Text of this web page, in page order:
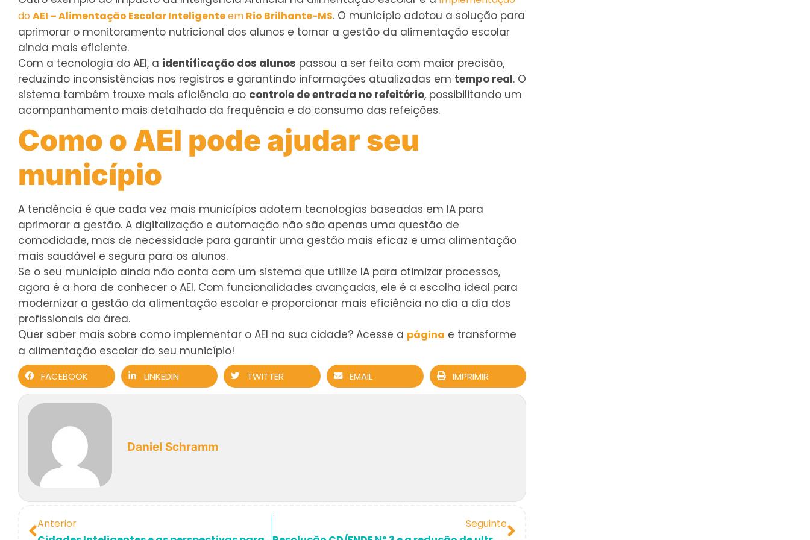
doAEI – Alimentação Escolar Inteligenteem Rio Brilhante-MS. O município adotou a solução para
aprimorar o monitoramento nutricional dos alunos e tornar a gestão da alimentação escolar
ainda mais eficiente.
Com a tecnologia do AEI, a identificação dos alunos passou a ser feita com maior precisão,
reduzindo inconsistências nos registros e garantindo informações atualizadas em tempo real. O
sistema também trouxe mais eficiência ao controle de entrada no refeitório, possibilitando um
acompanhamento mais detalhado da frequência e do consumo das refeições.
Como o AEI pode ajudar seu
município
A tendência é que cada vez mais municípios adotem tecnologias baseadas em IA para
aprimorar a gestão. A digitalização e automação não são apenas uma questão de
comodidade, mas de necessidade para garantir uma gestão mais eficaz e uma alimentação
mais saudável e segura para os alunos.
Se o seu município ainda não conta com um sistema que utilize IA para otimizar processos,
agora é a hora de conhecer o AEI. Com funcionalidades avançadas, ele é a escolha ideal para
modernizar a gestão da alimentação escolar e proporcionar mais eficiência no dia a dia dos
profissionais da área.
Quer saber mais sobre como implementar o AEI na sua cidade? Acesse a página e transforme
a alimentação escolar do seu município!
FACEBOOK LINKEDIN TWITTER EMAIL IMPRIMIR
Daniel Schramm
Anterior
Seguinte